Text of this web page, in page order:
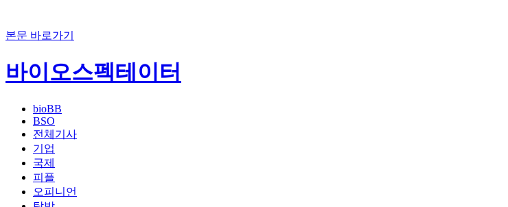
본문 바로가기
바이오스펙테이터
bioBB
BSO
전체기사
기업
국제
피플
오피니언